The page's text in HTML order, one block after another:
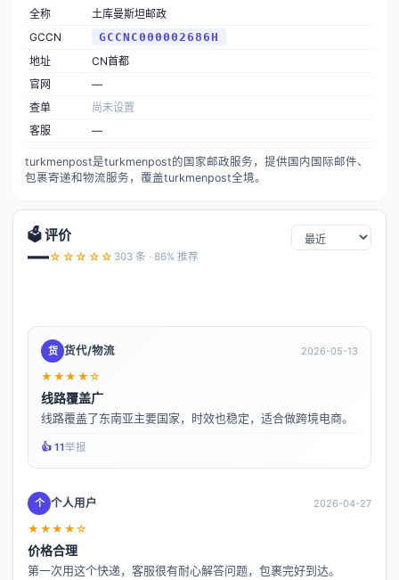
全称
土库曼斯坦邮政
GCCN
GCCNC000002686H
地址
CN首都
官网
—
查单
尚未设置
客服
—
turkmenpost是turkmenpost的国家邮政服务，提供国内国际邮件、
包裹寄递和物流服务，覆盖turkmenpost全境。
🗳️ 评价
—☆☆☆☆☆ 303 条 · 86% 推荐
货 货代/物流 2026-05-13
★★★★☆
线路覆盖广
线路覆盖了东南亚主要国家，时效也稳定，适合做跨境电商。
👍️ 11举报
个 个人用户 2026-04-27
★★★★☆
价格合理
第一次用这个快递，客服很有耐心解答问题，包裹完好到达。